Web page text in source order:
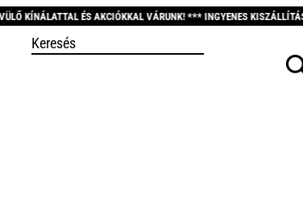
VÁRUNK! *** INGYENES KISZÁLLÍTÁS 20.000 FT